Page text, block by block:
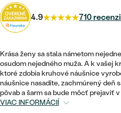
VYKROJENÉ
NETRADIČNÉ
TEPANÉ
OBRÚČOK
NETRADIČNÉ
ZOSTAVTE SI PRSTEŇ
ZAČAŤ S PRSTEŇOM
PRSTENE
PRÍVESKY
NÁRAMKY
SETY
PÁNSKE ŠPERKY
MINIMALISTICKÉ
SOLITÉR
V TVARE SRDCA
SOLITÉR
NARODENIE DIEŤAŤA
PERSONALIZOVANÉ
SO ZNAMENÍM
MINIMALISTICKÉ
PLATINOVÉ
ETERNITY
MINIMALISTICKÉ
4.9 710
Krása ženy sa stala námetom
osudom nejedného muža. A k vašej
ktoré zdobia kruhové náušnice
náušnice nasadíte, zachmúrený deň
pôvab a šarm sa bude môcť prejaviť
VIAC INFORMÁCIÍ